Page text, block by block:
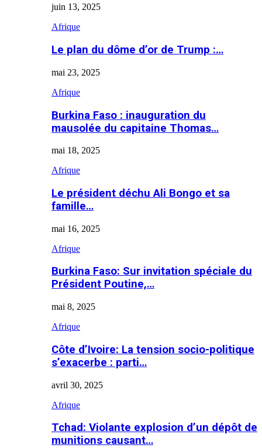
juin 13, 2025
Afrique
Le plan du dôme d’or de Trump :…
mai 23, 2025
Afrique
Burkina Faso : inauguration du
mausolée du capitaine Thomas…
mai 18, 2025
Afrique
Le président déchu Ali Bongo et sa
famille…
mai 16, 2025
Afrique
Burkina Faso: Sur invitation spéciale du
Président Poutine,…
mai 8, 2025
Afrique
Côte d’Ivoire: La tension socio-politique
s’exacerbe : parti…
avril 30, 2025
Afrique
Tchad: Violante explosion d’un dépôt de
munitions causant…